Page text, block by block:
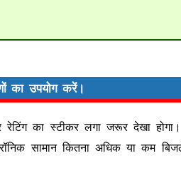
का उपयोग करें।
रेटिंग का स्टीकर लगा जरूर देखा
सामान कितना अधिक या कम